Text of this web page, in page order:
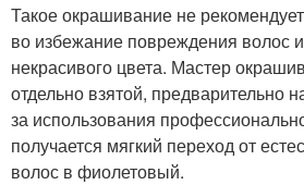
Такое окрашивание не
во избежание повреждения волос
некрасивого цвета. Мастер
отдельно взятой, предварительно
за использования
получается мягкий переход от
волос в фиолетовый.